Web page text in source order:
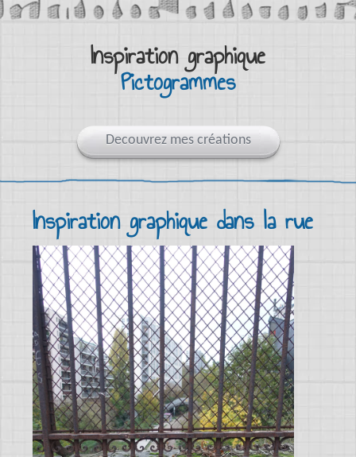
Inspiration graphique
Pictogrammes
Decouvrez mes créations
Inspiration graphique dans la rue